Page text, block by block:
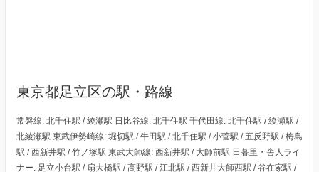
東京都足立区の駅・路線
常磐線: 北千住駅 / 綾瀬駅 日比谷線: 北千住駅 千代田線: 北千住駅 / 綾瀬駅 /
北綾瀬駅 東武伊勢崎線: 堀切駅 / 牛田駅 / 北千住駅 / 小菅駅 / 五反野駅 / 梅島
駅 / 西新井駅 / 竹ノ塚駅 東武大師線: 西新井駅 / 大師前駅 日暮里・舎人ライ
ナー: 足立小台駅 / 扇大橋駅 / 高野駅 / 江北駅 / 西新井大師西駅 / 谷在家駅 /